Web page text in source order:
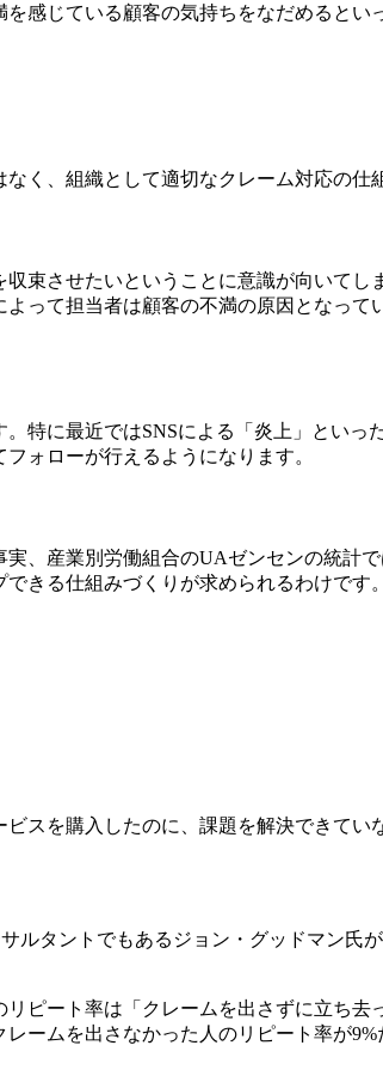
感じている顧客の気持ちをなだめると
く、組織として適切なクレーム対応の仕
束させたいということに意識が向いて
って担当者は顧客の不満の原因となっ
特に最近ではSNSによる「炎上」とい
ォローが行えるようになります。
、産業別労働組合のUAゼンセンの統計
きる仕組みづくりが求められるわけです。
スを購入したのに、課題を解決できて
タントでもあるジョン・グッドマン氏
ピート率は「クレームを出さずに立ち去
ームを出さなかった人のリピート率が